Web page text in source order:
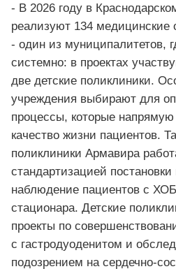
- В 2026 году в
реализуют 134 медицинские
- один из муниципалитетов,
системно: в проектах
две детские поликлиники.
учреждения выбирают для
процессы, которые
качество жизни пациентов.
поликлиники Армавира
стандартизацией
наблюдение пациентов с
стационара. Детские
проекты по
с гастродуоденитом и
подозрением на сердечно-